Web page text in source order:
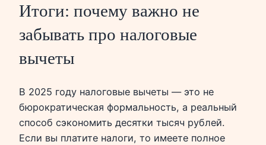
Итоги: почему важно не
забывать про налоговые
вычеты
В 2025 году налоговые вычеты — это не
бюрократическая формальность, а реальный
способ сэкономить десятки тысяч рублей.
Если вы платите налоги, то имеете полное